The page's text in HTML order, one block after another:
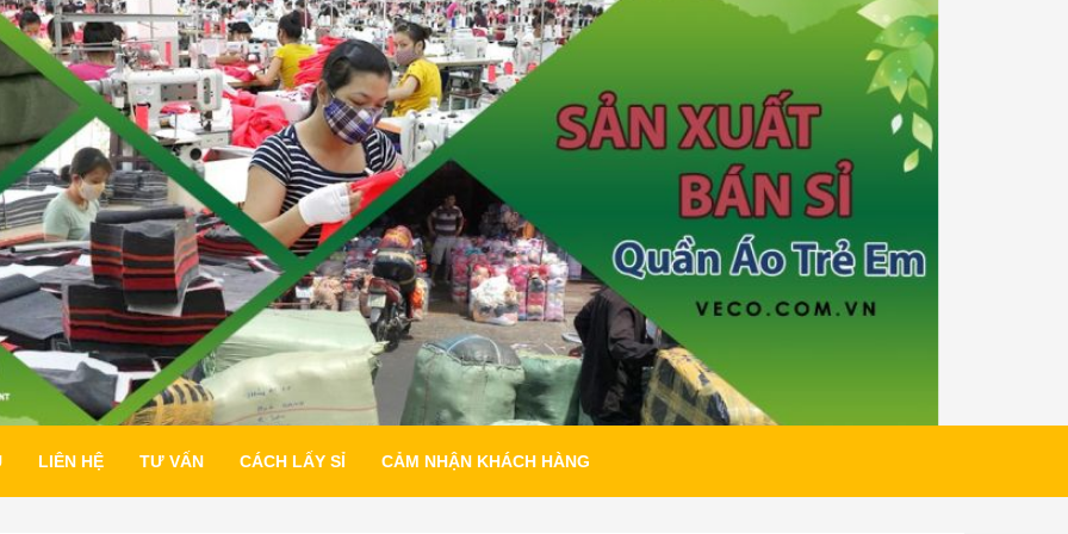
LIÊN HỆ TƯ VẤN CÁCH LẤY SỈ CẢM NHẬN KHÁCH HÀNG